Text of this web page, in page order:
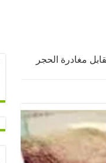
مغادرة الحجر